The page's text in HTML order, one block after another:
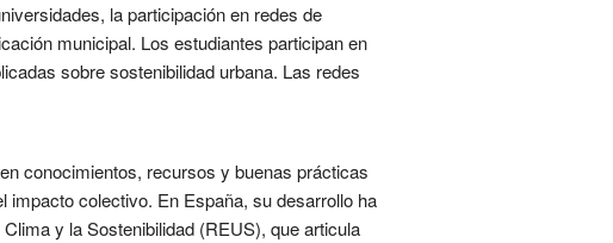
la participación en redes de
municipal. Los estudiantes participan en
sobre sostenibilidad urbana. Las redes
conocimientos, recursos y buenas prácticas
impacto colectivo. En España, su desarrollo ha
y la Sostenibilidad (REUS), que articula